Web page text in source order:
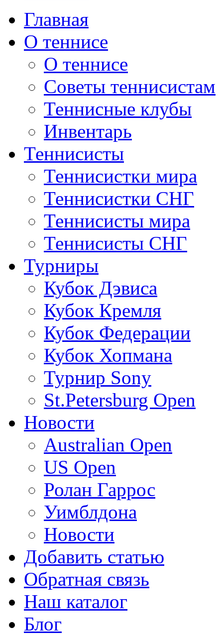
Главная
О теннисе
О теннисе
Советы теннисистам
Теннисные клубы
Инвентарь
Теннисисты
Теннисистки мира
Теннисистки СНГ
Теннисисты мира
Теннисисты СНГ
Турниры
Кубок Дэвиса
Кубок Кремля
Кубок Федерации
Кубок Хопмана
Турнир Sony
St.Petersburg Open
Новости
Australian Open
US Open
Ролан Гаррос
Уимблдона
Новости
Добавить статью
Обратная связь
Наш каталог
Блог